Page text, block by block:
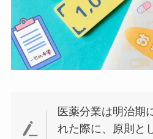
医薬分業は明治期
れた際に、原則と